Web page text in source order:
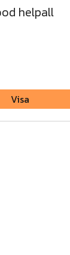
helpall
Visa